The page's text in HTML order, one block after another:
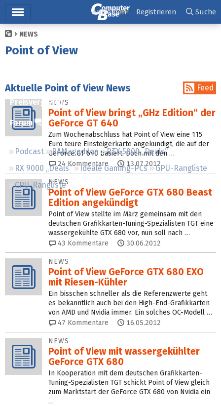
Ticker
Downloads
Preisvergleich
Forum
Podcast RAMageddon
RTX 5000 „Deals“
RX 9000 „Deals“
Ideale Gaming-PCs
GPU-Rangliste
CPU-Rangliste
Anmelden Registrieren Suche
NEWS
Point of View
Aktuelle Point of View News Feed
NEWS
Point of View bringt „GHz Edition“ der
GeForce GT 640
Zum Wochenabschluss hat Point of View eine 115
Euro teure Einsteigerkarte angekündigt, die auf der
GeForce GT 640 basiert. Doch mit den …
24 Kommentare 13.07.2012
NEWS
Point of View GeForce GTX 680 Beast
Edition angekündigt
Point of View stellte im März gemeinsam mit den
deutschen Grafikkarten-Tuning-Spezialisten TGT eine
wassergekühlte GTX 680 vor, nun soll nach …
43 Kommentare 30.06.2012
NEWS
Point of View GeForce GTX 680 EXO
mit Riesen-Kühler
Ein bisschen schneller als die Referenzwerte geht
es bekanntlich auch bei den High-End-Grafikkarten
von AMD und Nvidia immer. Ein solches OC-Modell …
47 Kommentare 16.05.2012
NEWS
Point of View mit wassergekühlter
GeForce GTX 680
In Kooperation mit dem deutschen Grafikkarten-
Tuning-Spezialisten TGT schickt Point of View gleich
zum Marktstart der GeForce GTX 680 von Nvidia ein
…